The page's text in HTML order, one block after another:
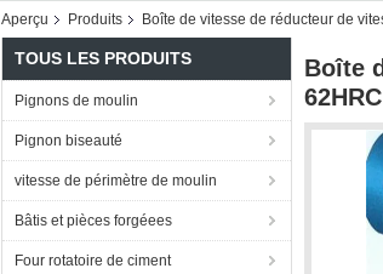
Aperçu Produits Boîte de vitesse de réducteur de
TOUS LES PRODUITS
Pignons de moulin
Pignon biseauté
vitesse de périmètre de moulin
Bâtis et pièces forgéees
Four rotatoire de ciment
Boîte